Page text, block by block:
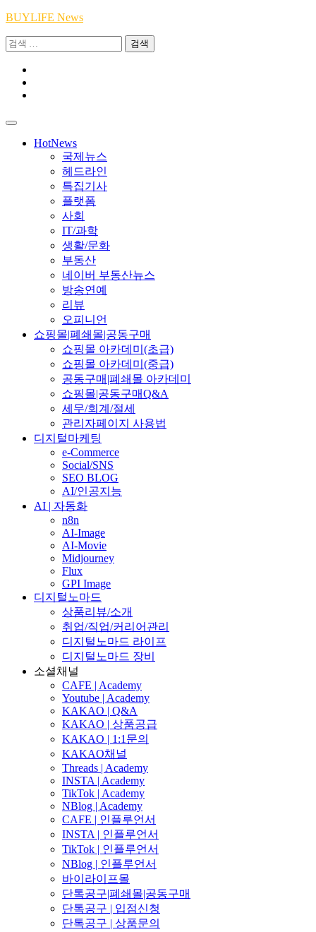
Skip
content
BUYLIFE News
검
HotNews
국제뉴스
헤드라인
특집기사
플랫폼
사회
IT/과학
생활/문화
부동산
네이버 부동산뉴스
방송연예
리뷰
오피니언
쇼핑몰|폐쇄몰|공동구매
쇼핑몰 아카데미(초급)
쇼핑몰 아카데미(중급)
공동구매|폐쇄몰 아카데미
쇼핑몰|공동구매Q&A
세무/회계/절세
관리자페이지 사용법
디지털마케팅
e-Commerce
Social/SNS
SEO BLOG
AI/인공지능
AI | 자동화
n8n
AI-Image
AI-Movie
Midjourney
Flux
GPI Image
디지털노마드
상품리뷰/소개
취업/직업/커리어관리
디지털노마드 라이프
디지털노마드 장비
소셜채널
CAFE | Academy
Youtube | Academy
KAKAO | Q&A
KAKAO | 상품공급
KAKAO | 1:1문의
KAKAO채널
Threads | Academy
INSTA | Academy
TikTok | Academy
NBlog | Academy
CAFE | 인플루언서
INSTA | 인플루언서
TikTok | 인플루언서
NBlog | 인플루언서
바이라이프몰
단톡공구|폐쇄몰|공동구매
단톡공구 | 입점신청
단톡공구 | 상품문의